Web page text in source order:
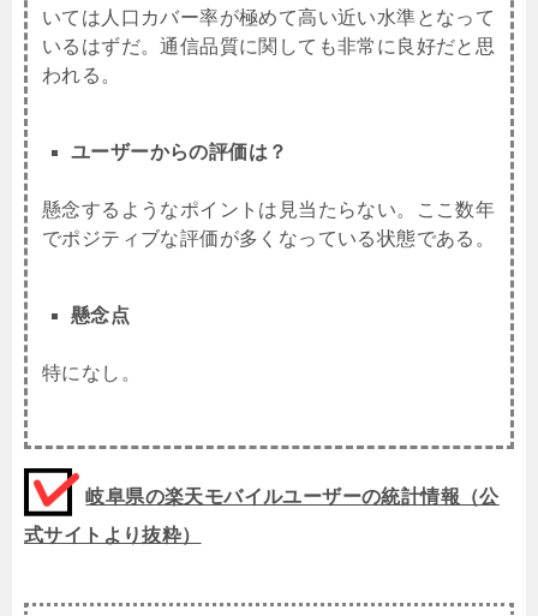
いては人口カバー率が極めて高い近い水準となって
いるはずだ。通信品質に関しても非常に良好だと思
われる。
ユーザーからの評価は？
懸念するようなポイントは見当たらない。ここ数年
でポジティブな評価が多くなっている状態である。
懸念点
特になし。
岐阜県の楽天モバイルユーザーの統計情報（公
式サイトより抜粋）